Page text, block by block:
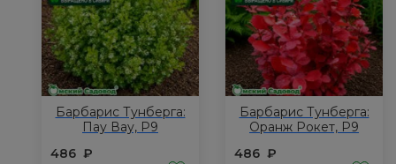
Барбарис Тунберга:
Пау Вау, Р9
486 ₽
Барбарис Тунберга:
Оранж Рокет, Р9
486 ₽